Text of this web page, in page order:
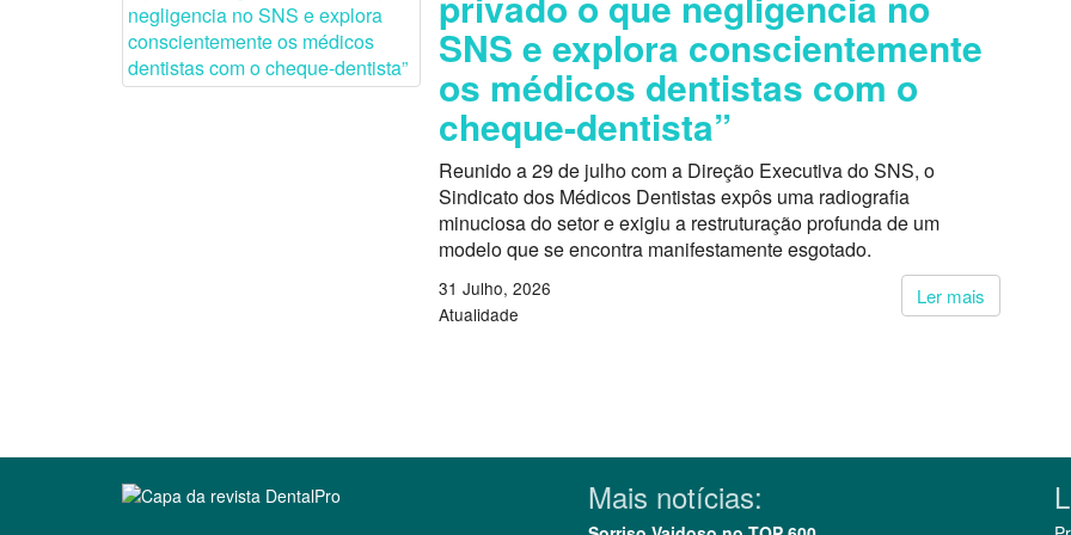
SNS e explora conscientemente
os médicos dentistas com o
cheque-dentista”
Reunido a 29 de julho com a Direção Executiva do SNS, o
Sindicato dos Médicos Dentistas expôs uma radiografia
minuciosa do setor e exigiu a restruturação profunda de um
modelo que se encontra manifestamente esgotado.
Ler mais
31 Julho, 2026
Atualidade
Mais notícias: